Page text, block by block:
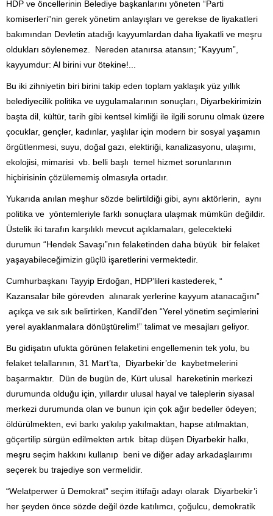
HDP ve öncellerinin Belediye başkanlarını yöneten “Parti
komiserleri”nin gerek yönetim anlayışları ve gerekse de liyakatleri
bakımından Devletin atadığı kayyumlardan daha liyakatli ve meşru
oldukları söylenemez. Nereden atanırsa atansın; “Kayyum”,
kayyumdur: Al birini vur ötekine!...
Bu iki zihniyetin biri birini takip eden toplam yaklaşık yüz yıllık
belediyecilik politika ve uygulamalarının sonuçları, Diyarbekirimizin
başta dil, kültür, tarih gibi kentsel kimliği ile ilgili sorunu olmak üzere
çocuklar, gençler, kadınlar, yaşlılar için modern bir sosyal yaşamın
örgütlenmesi, suyu, doğal gazı, elektiriği, kanalizasyonu, ulaşımı,
ekolojisi, mimarisi vb. belli başlı temel hizmet sorunlarının
hiçbirisinin çözülememiş olmasıyla ortadır.
Yukarıda anılan meşhur sözde belirtildiği gibi, aynı aktörlerin, aynı
politika ve yöntemleriyle farklı sonuçlara ulaşmak mümkün değildir.
Üstelik iki tarafın karşılıklı mevcut açıklamaları, gelecekteki
durumun “Hendek Savaşı”nın felaketinden daha büyük bir felaket
yaşayabileceğimizin güçlü işaretlerini vermektedir.
Cumhurbaşkanı Tayyip Erdoğan, HDP’lileri kastederek, “
Kazansalar bile görevden alınarak yerlerine kayyum atanacağını”
açıkça ve sık sık belirtirken, Kandil’den “Yerel yönetim seçimlerini
yerel ayaklanmalara dönüştürelim!” talimat ve mesajları geliyor.
Bu gidişatın ufukta görünen felaketini engellemenin tek yolu, bu
felaket telallarının, 31 Mart’ta, Diyarbekir’de kaybetmelerini
başarmaktır. Dün de bugün de, Kürt ulusal hareketinin merkezi
durumunda olduğu için, yıllardır ulusal hayal ve taleplerin siyasal
merkezi durumunda olan ve bunun için çok ağır bedeller ödeyen;
öldürülmekten, evi barkı yakılıp yakılmaktan, hapse atılmaktan,
göçertilip sürgün edilmekten artık bitap düşen Diyarbekir halkı,
meşru seçim hakkını kullanıp beni ve diğer aday arkadaşlaırımı
seçerek bu trajediye son vermelidir.
“Welatperwer û Demokrat” seçim ittifağı adayı olarak Diyarbekir’i
her şeyden önce sözde değil özde katılımcı, çoğulcu, demokratik